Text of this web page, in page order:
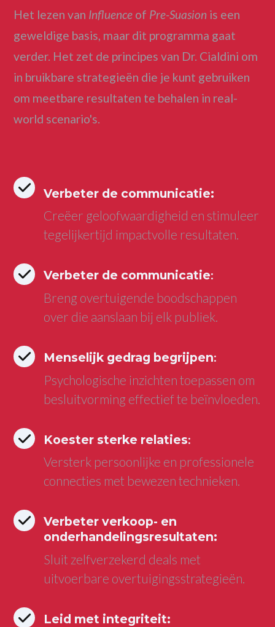
Het lezen van Influence of Pre-Suasion is een
geweldige basis, maar dit programma gaat
verder. Het zet de principes van Dr. Cialdini om
in bruikbare strategieën die je kunt gebruiken
om meetbare resultaten te behalen in real-
world scenario's.
Verbeter de communicatie:
Creëer geloofwaardigheid en stimuleer
tegelijkertijd impactvolle resultaten.
Verbeter de communicatie:
Breng overtuigende boodschappen
over die aanslaan bij elk publiek.
Menselijk gedrag begrijpen:
Psychologische inzichten toepassen om
besluitvorming effectief te beïnvloeden.
Koester sterke relaties:
Versterk persoonlijke en professionele
connecties met bewezen technieken.
Verbeter verkoop- en
onderhandelingsresultaten:
Sluit zelfverzekerd deals met
uitvoerbare overtuigingsstrategieën.
Leid met integriteit: